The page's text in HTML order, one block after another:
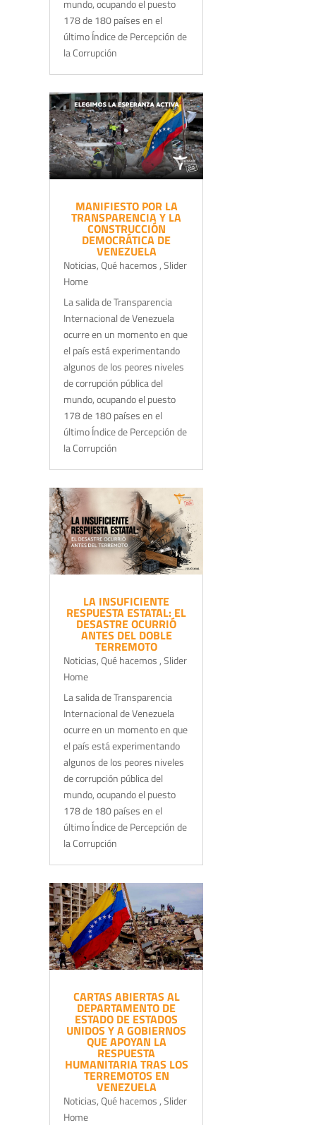
mundo, ocupando el puesto
178 de 180 países en el
último Índice de Percepción de
la Corrupción
MANIFIESTO POR LA
TRANSPARENCIA Y LA
CONSTRUCCIÓN
DEMOCRÁTICA DE
VENEZUELA
Noticias,Qué hacemos ,Slider
Home
La salida de Transparencia
Internacional de Venezuela
ocurre en un momento en que
el país está experimentando
algunos de los peores niveles
de corrupción pública del
mundo, ocupando el puesto
178 de 180 países en el
último Índice de Percepción de
la Corrupción
LA INSUFICIENTE
RESPUESTA ESTATAL: EL
DESASTRE OCURRIÓ
ANTES DEL DOBLE
TERREMOTO
Noticias,Qué hacemos ,Slider
Home
La salida de Transparencia
Internacional de Venezuela
ocurre en un momento en que
el país está experimentando
algunos de los peores niveles
de corrupción pública del
mundo, ocupando el puesto
178 de 180 países en el
último Índice de Percepción de
la Corrupción
CARTAS ABIERTAS AL
DEPARTAMENTO DE
ESTADO DE ESTADOS
UNIDOS Y A GOBIERNOS
QUE APOYAN LA
RESPUESTA
HUMANITARIA TRAS LOS
TERREMOTOS EN
VENEZUELA
Noticias,Qué hacemos ,Slider
Home